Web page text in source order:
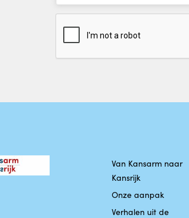
Van Kansarm naar
Kansrijk
Onze aanpak
Verhalen uit de